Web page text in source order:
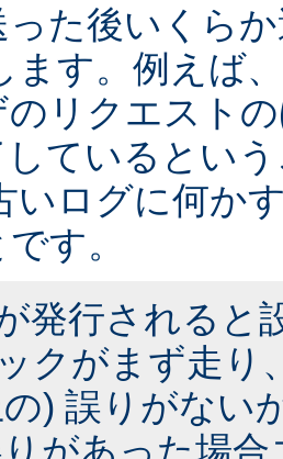
た後いくら
ます。例えば
リクエスト
ているとい
いログに何か
す。
発行されると
クがまず走り
) 誤りがない